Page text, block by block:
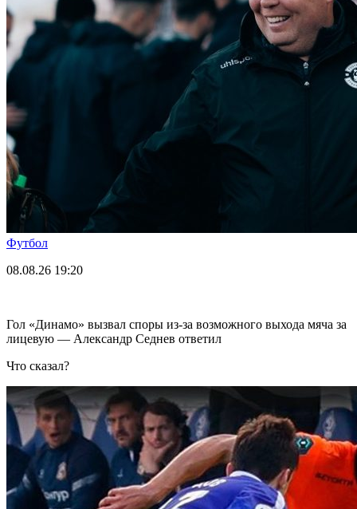
Футбол
08.08.26 19:20
Гол «Динамо» вызвал споры из-за возможного выхода мяча за
лицевую — Александр Седнев ответил
Что сказал?